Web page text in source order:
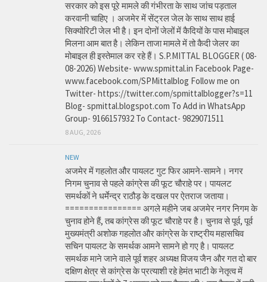
सरकार को इस पूरे मामले की गंभीरता के साथ जांच पड़ताल
करवानी चाहिए । अजमेर में सेंट्रल जेल के साथ साथ हाई
सिक्योरिटी जेल भी है। इन दोनों जेलों में कैदियों के पास मोबाइल
मिलना आम बात है। लेकिन ताजा मामले में तो कैदी जेलर का
मोबाइल ही इस्तेमाल कर रहे हैं। S.P.MITTAL BLOGGER ( 08-
08-2026) Website- www.spmittal.in Facebook Page-
www.facebook.com/SPMittalblog Follow me on
Twitter- https://twitter.com/spmittalblogger?s=11
Blog- spmittal.blogspot.com To Add in WhatsApp
Group- 9166157932 To Contact- 9829071511
8 AUG, 2026
NEW
अजमेर में गहलोत और पायलट गुट फिर आमने-सामने। नगर
निगम चुनाव से पहले कांग्रेस की फूट चौराहे पर। पायलट
समर्थकों ने धर्मेन्द्र राठौड़ के दखल पर ऐतराज जताया।
================ अगले महीने जब अजमेर नगर निगम के
चुनाव होने हैं, तब कांग्रेस की फूट चौराहे पर है। चुनाव से पूर्व, पूर्व
मुख्यमंत्री अशोक गहलोत और कांग्रेस के राष्ट्रीय महासचिव
सचिन पायलट के समर्थक आमने सामने हो गए है। पायलट
समर्थक माने जाने वाले पूर्व शहर अध्यक्ष विजय जैन और गत दो बार
दक्षिण क्षेत्र से कांग्रेस के प्रत्याशी रहे हेमंत भाटी के नेतृत्व में